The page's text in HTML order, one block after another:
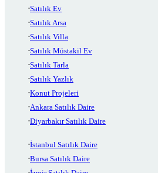
Satılık Ev
Satılık Arsa
Satılık Villa
Satılık Müstakil Ev
Satılık Tarla
Satılık Yazlık
Konut Projeleri
Ankara Satılık Daire
Diyarbakır Satılık Daire
İstanbul Satılık Daire
Bursa Satılık Daire